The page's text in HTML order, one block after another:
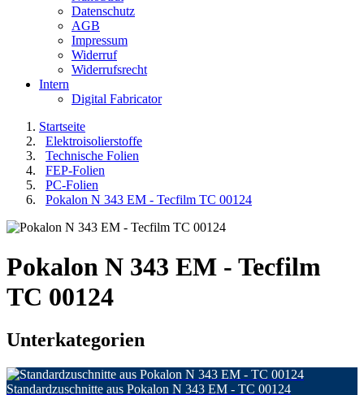
Datenschutz
AGB
Impressum
Widerruf
Widerrufsrecht
Intern
Digital Fabricator
Startseite
Elektroisolierstoffe
Technische Folien
FEP-Folien
PC-Folien
Pokalon N 343 EM - Tecfilm TC 00124
Pokalon N 343 EM - Tecfilm
TC 00124
Unterkategorien
Standardzuschnitte aus Pokalon N 343 EM - TC 00124